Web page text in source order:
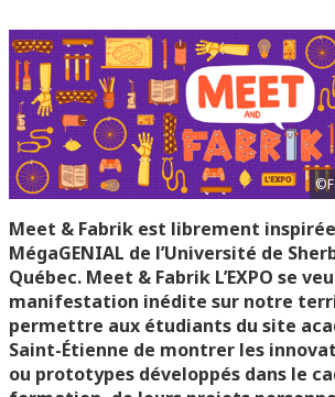
Meet & Fabrik est librement
MégaGENIAL de l’Université de
Québec. Meet & Fabrik L’EXPO se
manifestation inédite sur notre
permettre aux étudiants du site
Saint-Étienne de montrer les
ou prototypes développés dans le